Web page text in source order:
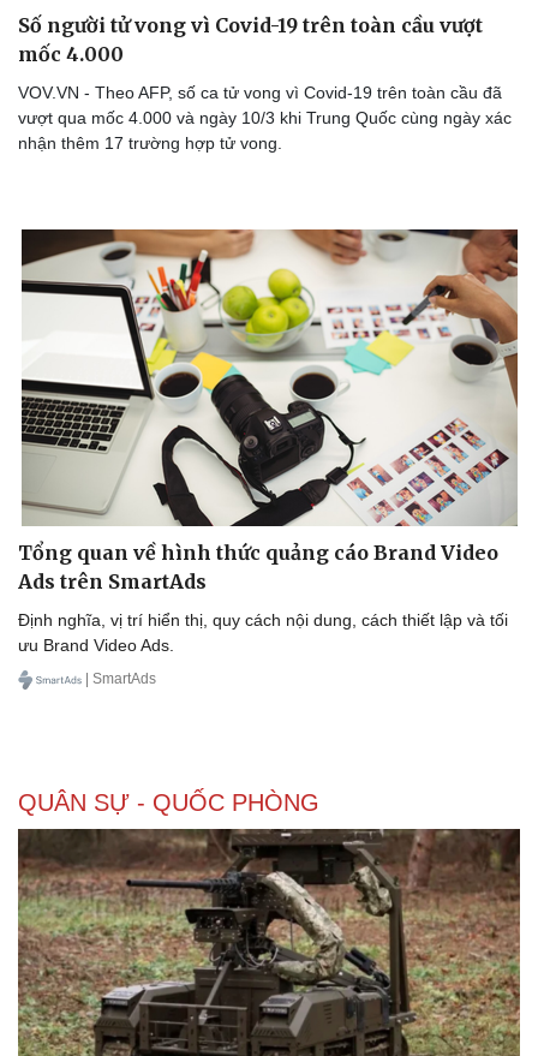
Bóng đá
Lịch thi đấu bóng đá
Thế giới thể thao
Ô tô
Xe máy
Tư vấn
​Số người tử vong vì Covid-19 trên toàn cầu vượt
mốc 4.000
VOV.VN - Theo AFP, số ca tử vong vì Covid-19 trên toàn cầu đã
vượt qua mốc 4.000 và ngày 10/3 khi Trung Quốc cùng ngày xác
nhận thêm 17 trường hợp tử vong.
Tổng quan về hình thức quảng cáo Brand Video
Ads trên SmartAds
Định nghĩa, vị trí hiển thị, quy cách nội dung, cách thiết lập và tối
ưu Brand Video Ads.
| SmartAds
QUÂN SỰ - QUỐC PHÒNG